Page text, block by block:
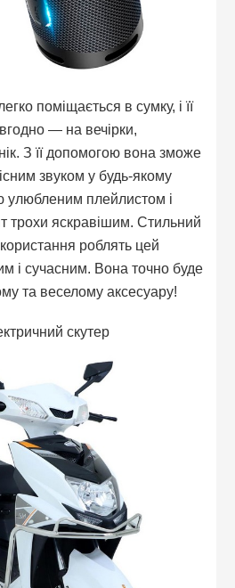
поміщається в сумку, і її
— на вечірки,
З її допомогою вона зможе
звуком у будь-якому
улюбленим плейлистом і
трохи яскравішим. Стильний
роблять цей
і сучасним. Вона точно буде
та веселому аксесуару!
скутер